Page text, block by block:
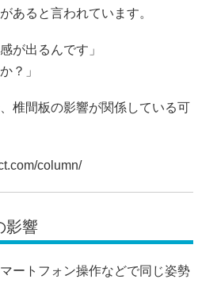
あると言われています。
が出るんです」
？」
椎間板の影響が関係している可
column/
影響
ートフォン操作などで同じ姿勢